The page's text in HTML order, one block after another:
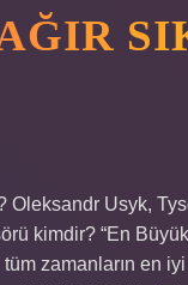
Usyk,
kimdir? “En
zamanların en iyi